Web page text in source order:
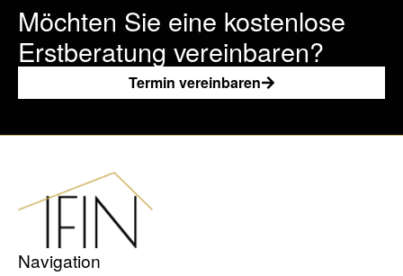
Möchten Sie eine kostenlose
Erstberatung vereinbaren?
Termin vereinbaren
Navigation